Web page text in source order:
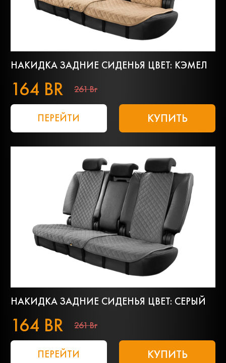
НАКИДКА ЗАДНИЕ СИДЕНЬЯ ЦВЕТ: КЭМЕЛ
164 BR 261 Br
ПЕРЕЙТИ КУПИТЬ
НАКИДКА ЗАДНИЕ СИДЕНЬЯ ЦВЕТ: СЕРЫЙ
164 BR 261 Br
ПЕРЕЙТИ КУПИТЬ